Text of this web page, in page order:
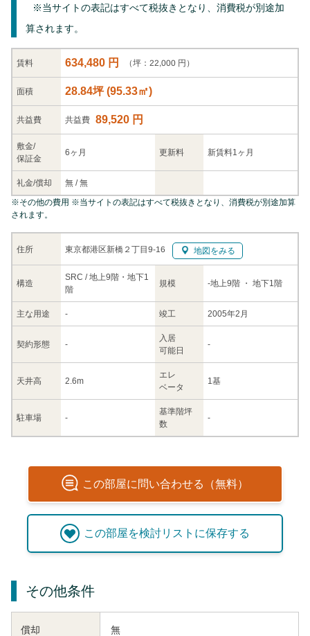
※当サイトの表記はすべて税抜きとなり、消費税が別途加
算されます。
賃料 634,480 円 （坪：22,000 円）
面積 28.84坪(95.33㎡)
共益費 共益費 89,520 円
敷金/
保証金
6ヶ月 更新料 新賃料1ヶ月
礼金/償却 無 /無
住所 東京都港区新橋２丁目9-16 地図をみる
構造
SRC / 地上9階・地下1
階
規模 -地上9階 ・ 地下1階
主な用途 - 竣工 2005年2月
契約形態 -
入居
可能日
-
天井高 2.6m
エレ
ベータ
1基
駐車場 -
基準階坪
数
-
※その他の費用 ※当サイトの表記はすべて税抜きとなり、消費税が別途加算
されます。
この部屋に問い合わせる（無料）
この部屋を検討リストに保存する
その他条件
償却 無